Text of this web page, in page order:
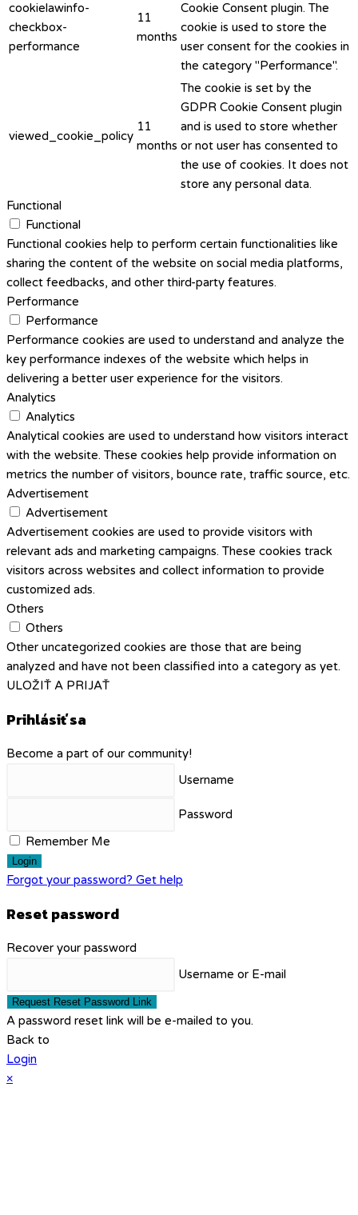
cookielawinfo-
checkbox-
performance
11
months
Cookie Consent plugin. The
cookie is used to store the
user consent for the cookies in
the category "Performance".
viewed_cookie_policy
11
months
The cookie is set by the
GDPR Cookie Consent plugin
and is used to store whether
or not user has consented to
the use of cookies. It does not
store any personal data.
Functional
Functional
Functional cookies help to perform certain functionalities like
sharing the content of the website on social media platforms,
collect feedbacks, and other third-party features.
Performance
Performance
Performance cookies are used to understand and analyze the
key performance indexes of the website which helps in
delivering a better user experience for the visitors.
Analytics
Analytics
Analytical cookies are used to understand how visitors interact
with the website. These cookies help provide information on
metrics the number of visitors, bounce rate, traffic source, etc.
Advertisement
Advertisement
Advertisement cookies are used to provide visitors with
relevant ads and marketing campaigns. These cookies track
visitors across websites and collect information to provide
customized ads.
Others
Others
Other uncategorized cookies are those that are being
analyzed and have not been classified into a category as yet.
ULOŽIŤ A PRIJAŤ
Prihlásiť sa
Become a part of our community!
Username
Password
Remember Me
Login
Forgot your password? Get help
Reset password
Recover your password
Username or E-mail
Request Reset Password Link
A password reset link will be e-mailed to you.
Back to
Login
×